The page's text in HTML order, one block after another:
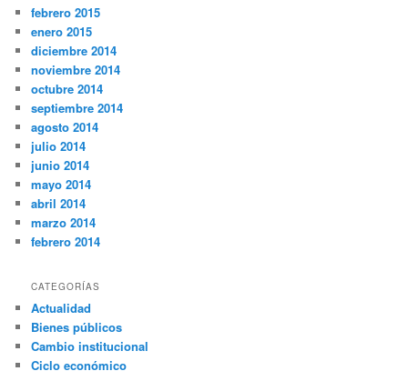
febrero 2015
enero 2015
diciembre 2014
noviembre 2014
octubre 2014
septiembre 2014
agosto 2014
julio 2014
junio 2014
mayo 2014
abril 2014
marzo 2014
febrero 2014
CATEGORÍAS
Actualidad
Bienes públicos
Cambio institucional
Ciclo económico